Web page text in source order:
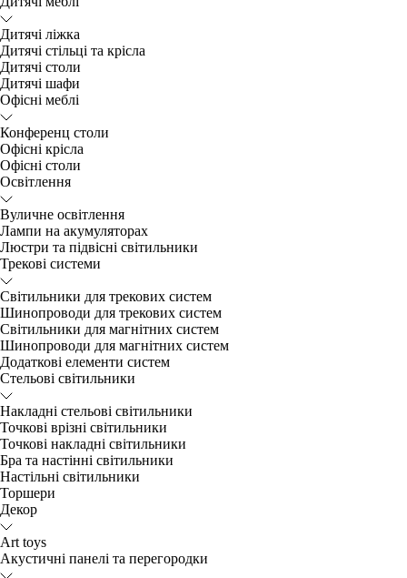
Дитячі ліжка
Дитячі стільці та крісла
Дитячі столи
Дитячі шафи
Офісні меблі
Конференц столи
Офісні крісла
Офісні столи
Освітлення
Вуличне освітлення
Лампи на акумуляторах
Люстри та підвісні світильники
Трекові системи
Світильники для трекових систем
Шинопроводи для трекових систем
Світильники для магнітних систем
Шинопроводи для магнітних систем
Додаткові елементи систем
Cтельові світильники
Накладні стельові світильники
Точкові врізні світильники
Точкові накладні світильники
Бра та настінні світильники
Настільні світильники
Торшери
Декор
Art toys
Акустичні панелі та перегородки